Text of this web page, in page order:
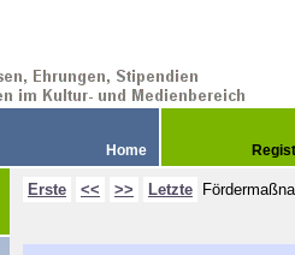
Home
Erste << >> Letzte